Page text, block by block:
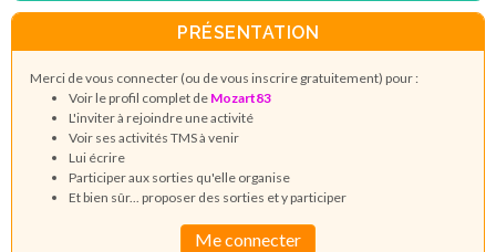
PRÉSENTATION
Merci de vous connecter (ou de vous inscrire gratuitement) pour :
Voir le profil complet de Mozart83
L'inviter à rejoindre une activité
Voir ses activités TMS à venir
Lui écrire
Participer aux sorties qu'elle organise
Et bien sûr... proposer des sorties et y participer
Me connecter